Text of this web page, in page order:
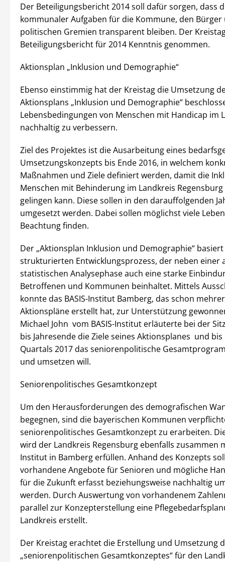
Der Beteiligungsbericht 2014 soll dafür sorgen, dass
kommunaler Aufgaben für die Kommune, den Bürger
politischen Gremien transparent bleiben. Der
Beteiligungsbericht für 2014 Kenntnis genommen.
Aktionsplan „Inklusion und Demographie“
Ebenso einstimmig hat der Kreistag die Umsetzung
Aktionsplans „Inklusion und Demographie“
Lebensbedingungen von Menschen mit Handicap im
nachhaltig zu verbessern.
Ziel des Projektes ist die Ausarbeitung eines
Umsetzungskonzepts bis Ende 2016, in welchem
Maßnahmen und Ziele definiert werden, damit die
Menschen mit Behinderung im Landkreis
gelingen kann. Diese sollen in den darauffolgenden
umgesetzt werden. Dabei sollen möglichst viele
Beachtung finden.
Der „Aktionsplan Inklusion und Demographie“
strukturierten Entwicklungsprozess, der neben einer
statistischen Analysephase auch eine starke
Betroffenen und Kommunen beinhaltet. Mittels
konnte das BASIS-Institut Bamberg, das schon
Aktionspläne erstellt hat, zur Unterstützung
Michael John vom BASIS-Institut erläuterte bei der
bis Jahresende die Ziele seines Aktionsplanes und bis
Quartals 2017 das seniorenpolitische
und umsetzen will.
Seniorenpolitisches Gesamtkonzept
Um den Herausforderungen des demografischen
begegnen, sind die bayerischen Kommunen
seniorenpolitisches Gesamtkonzept zu erarbeiten.
wird der Landkreis Regensburg ebenfalls zusammen
Institut in Bamberg erfüllen. Anhand des Konzepts
vorhandene Angebote für Senioren und mögliche
für die Zukunft erfasst beziehungsweise nachhaltig
werden. Durch Auswertung von vorhandenem
parallel zur Konzepterstellung eine
Landkreis erstellt.
Der Kreistag erachtet die Erstellung und Umsetzung
„seniorenpolitischen Gesamtkonzeptes“ für den